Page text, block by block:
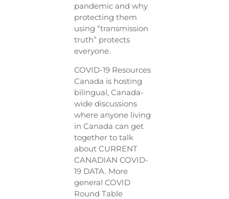
pandemic and why
protecting them
using “transmission
truth” protects
everyone.
COVID-19 Resources
Canada is hosting
bilingual, Canada-
wide discussions
where anyone living
in Canada can get
together to talk
about CURRENT
CANADIAN COVID-
19 DATA. More
general COVID
Round Table